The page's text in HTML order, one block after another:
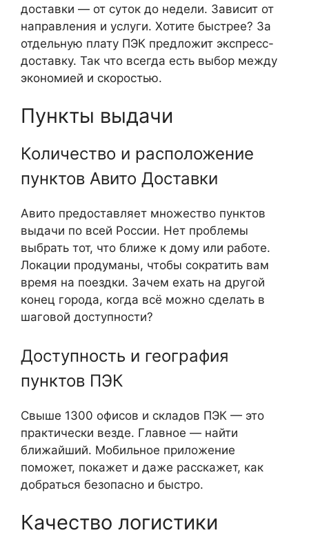
доставки — от суток до недели. Зависит от
направления и услуги. Хотите быстрее? За
отдельную плату ПЭК предложит экспресс-
доставку. Так что всегда есть выбор между
экономией и скоростью.
Пункты выдачи
Количество и расположение
пунктов Авито Доставки
Авито предоставляет множество пунктов
выдачи по всей России. Нет проблемы
выбрать тот, что ближе к дому или работе.
Локации продуманы, чтобы сократить вам
время на поездки. Зачем ехать на другой
конец города, когда всё можно сделать в
шаговой доступности?
Доступность и география
пунктов ПЭК
Свыше 1300 офисов и складов ПЭК — это
практически везде. Главное — найти
ближайший. Мобильное приложение
поможет, покажет и даже расскажет, как
добраться безопасно и быстро.
Качество логистики